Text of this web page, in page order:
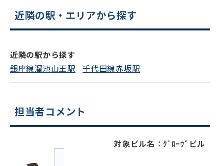
0120-620-213
近隣の駅・エリアから探す
近隣の駅から探す
銀座線溜池山王駅
千代田線赤坂駅
担当者コメント
対象ビル名：ｸﾞﾛｰｳﾞビル